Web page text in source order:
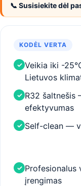
📞 Susisiekite dėl
KODĖL VERTA
✓ Veikia iki -
Lietuvos
✓ R32
efektyvumas
✓ Self-clean —
✓ Profesionalus
įrengimas